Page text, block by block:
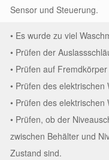
Sensor und Steuerung.
• Es wurde zu viel
• Prüfen der
• Prüfen auf
• Prüfen des
• Prüfen des
• Prüfen, ob der
zwischen Behälter und
Zustand sind.